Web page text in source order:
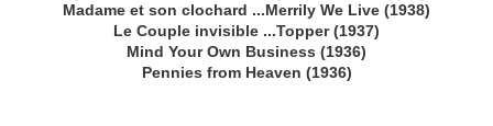
Madame et son clochard ...Merrily We Live (1938)
Le Couple invisible ...Topper (1937)
Mind Your Own Business (1936)
Pennies from Heaven (1936)